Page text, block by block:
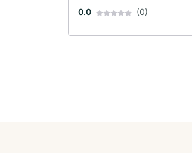
0.0 (0)